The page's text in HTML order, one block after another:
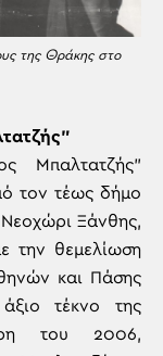
της Θράκης στο
Μπαλτατζής”
τον τέως δήμο
Νεοχώρι Ξάνθης,
την θεμελίωση
και Πάσης
τέκνο της
του 2006,